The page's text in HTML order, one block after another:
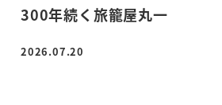
300年続く旅籠屋丸一
投稿日
2026.07.20